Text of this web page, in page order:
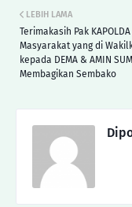
LEBIH LAMA
Terimakasih Pak
Masyarakat yang di
kepada DEMA & AMIN
Membagikan Sembako